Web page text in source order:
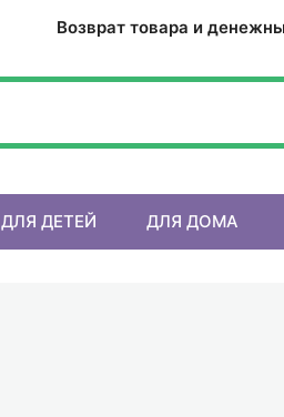
Возврат товара и
ДЛЯ ДЕТЕЙ ДЛЯ ДОМА